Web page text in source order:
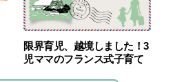
限界育児、越境しました！3
児ママのフランス式子育て